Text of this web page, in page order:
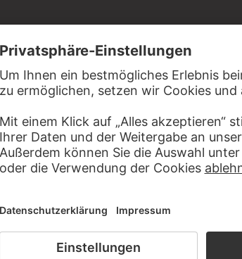
allseitige Einfassungslinie, auf Vergépapier